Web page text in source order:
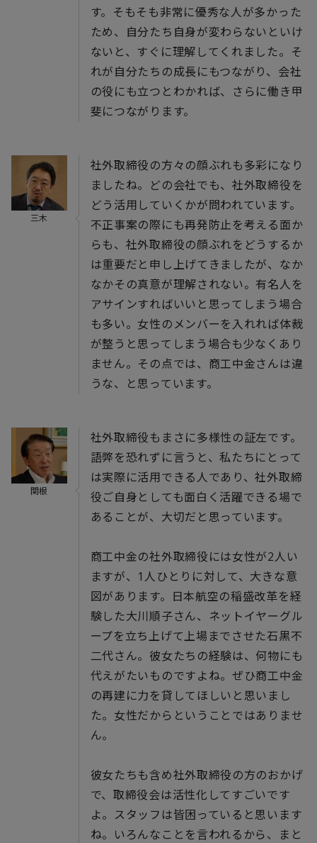
す。そもそも非常に優秀な人が多かった
ため、自分たち自身が変わらないといけ
ないと、すぐに理解してくれました。そ
れが自分たちの成長にもつながり、会社
の役にも立つとわかれば、さらに働き甲
斐につながります。
三木
社外取締役の方々の顔ぶれも多彩になり
ましたね。どの会社でも、社外取締役を
どう活用していくかが問われています。
不正事案の際にも再発防止を考える面か
らも、社外取締役の顔ぶれをどうするか
は重要だと申し上げてきましたが、なか
なかその真意が理解されない。有名人を
アサインすればいいと思ってしまう場合
も多い。女性のメンバーを入れれば体裁
が整うと思ってしまう場合も少なくあり
ません。その点では、商工中金さんは違
うな、と思っています。
関根
社外取締役もまさに多様性の証左です。
語弊を恐れずに言うと、私たちにとって
は実際に活用できる人であり、社外取締
役ご自身としても面白く活躍できる場で
あることが、大切だと思っています。
商工中金の社外取締役には女性が2人い
ますが、1人ひとりに対して、大きな意
図があります。日本航空の稲盛改革を経
験した大川順子さん、ネットイヤーグル
ープを立ち上げて上場までさせた石黒不
二代さん。彼女たちの経験は、何物にも
代えがたいものですよね。ぜひ商工中金
の再建に力を貸してほしいと思いまし
た。女性だからということではありませ
ん。
彼女たちも含め社外取締役の方のおかげ
で、取締役会は活性化してすごいです
よ。スタッフは皆困っていると思います
ね。いろんなことを言われるから、まと